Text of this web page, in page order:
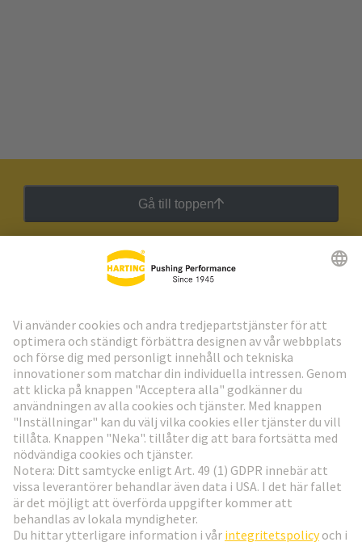
Gå till toppen
HARTING:s nyhetsbrev
Gå till registrering
Social Media